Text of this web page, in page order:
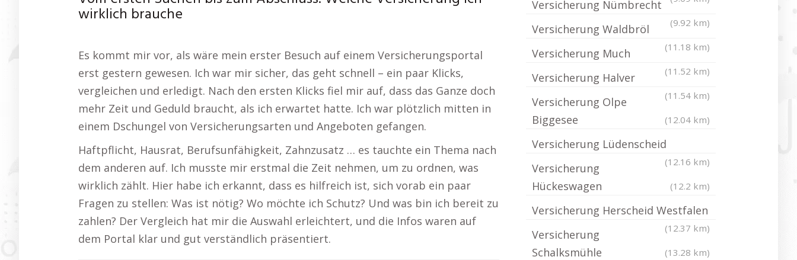
wirklich brauche
Es kommt mir vor, als wäre mein erster Besuch auf einem Versicherungsportal
erst gestern gewesen. Ich war mir sicher, das geht schnell – ein paar Klicks,
vergleichen und erledigt. Nach den ersten Klicks fiel mir auf, dass das Ganze doch
mehr Zeit und Geduld braucht, als ich erwartet hatte. Ich war plötzlich mitten in
einem Dschungel von Versicherungsarten und Angeboten gefangen.
Haftpflicht, Hausrat, Berufsunfähigkeit, Zahnzusatz … es tauchte ein Thema nach
dem anderen auf. Ich musste mir erstmal die Zeit nehmen, um zu ordnen, was
wirklich zählt. Hier habe ich erkannt, dass es hilfreich ist, sich vorab ein paar
Fragen zu stellen: Was ist nötig? Wo möchte ich Schutz? Und was bin ich bereit zu
zahlen? Der Vergleich hat mir die Auswahl erleichtert, und die Infos waren auf
dem Portal klar und gut verständlich präsentiert.
Versicherung Nümbrecht
(9.92 km)
Versicherung Waldbröl
(11.18 km)
Versicherung Much
(11.52 km)
Versicherung Halver
(11.54 km)
Versicherung Olpe
Biggesee
(12.04 km)
Versicherung Lüdenscheid
(12.16 km)
Versicherung
Hückeswagen
(12.2 km)
Versicherung Herscheid Westfalen
(12.37 km)
Versicherung
Schalksmühle
(13.28 km)